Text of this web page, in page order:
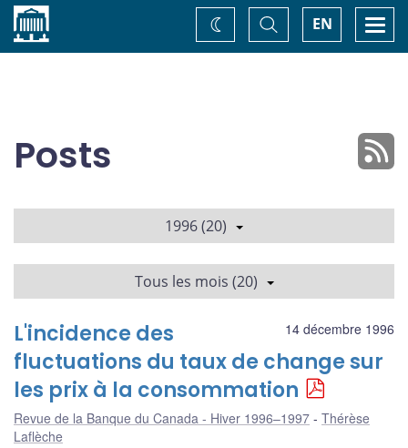
Accueil EN
Basculer
la
recherche
Changez
de
Posts
1996 (20)
Tous les mois (20)
14 décembre 1996
L'incidence des
fluctuations du taux de change sur
les prix à la consommation
Revue de la Banque du Canada - Hiver 1996–1997
Thérèse
Laflèche